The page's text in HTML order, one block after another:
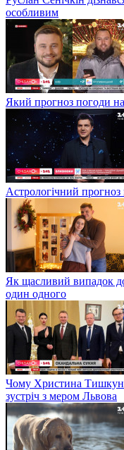
особливим
Який прогноз погоди на
Астрологічний прогноз
Як щасливий випадок
один одного
Чому Христина Тишкун
зустріч з мером Львова